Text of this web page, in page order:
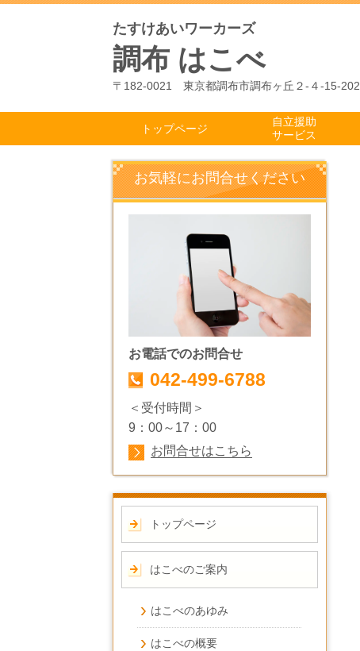
たすけあいワーカーズ
調布 はこべ
〒182-0021 東京都調布市調布ヶ丘２-４-15-202
トップページ
自立援助
サービス
お気軽にお問合せください
お電話でのお問合せ
042-499-6788
＜受付時間＞
9：00～17：00
お問合せはこちら
トップページ
はこべのご案内
はこべのあゆみ
はこべの概要